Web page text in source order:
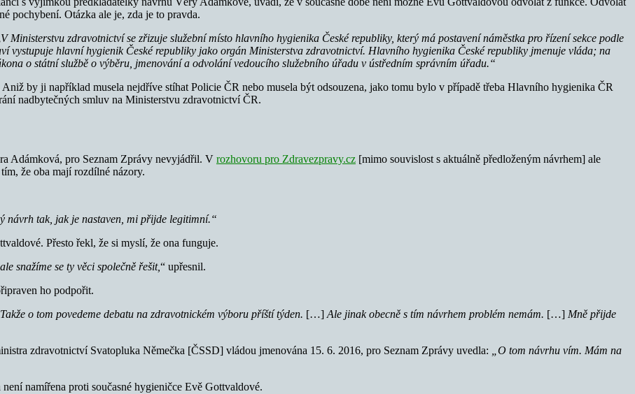
pochybení. Otázka ale je, zda je to pravda.
V Ministerstvu zdravotnictví se zřizuje služební místo hlavního hygienika České republiky, který má postavení náměstka pro řízení sekce podle
vystupuje hlavní hygienik České republiky jako orgán Ministerstva zdravotnictví. Hlavního hygienika České republiky jmenuje vláda; na
o státní službě o výběru, jmenování a odvolání vedoucího služebního úřadu v ústředním správním úřadu.“
by ji například musela nejdříve stíhat Policie ČR nebo musela být odsouzena, jako tomu bylo v případě třeba Hlavního hygienika ČR
nadbytečných smluv na Ministerstvu zdravotnictví ČR.
Adámková, pro Seznam Zprávy nevyjádřil. V rozhovoru pro Zdravezpravy.cz [mimo souvislost s aktuálně předloženým návrhem] ale
že oba mají rozdílné názory.
návrh tak, jak je nastaven, mi přijde legitimní.“
Přesto řekl, že si myslí, že ona funguje.
snažíme se ty věci společně řešit,“ upřesnil.
ho podpořit.
o tom povedeme debatu na zdravotnickém výboru příští týden. […] Ale jinak obecně s tím návrhem problém nemám. […] Mně přijde
zdravotnictví Svatopluka Němečka [ČSSD] vládou jmenována 15. 6. 2016, pro Seznam Zprávy uvedla:
„O tom návrhu vím. Mám na
namířena proti současné hygieničce Evě Gottvaldové.